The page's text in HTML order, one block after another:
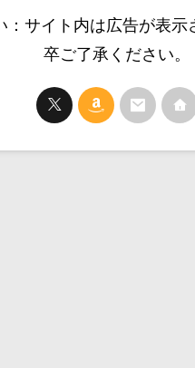
：サイト内は広告が表示
卒ご了承ください。